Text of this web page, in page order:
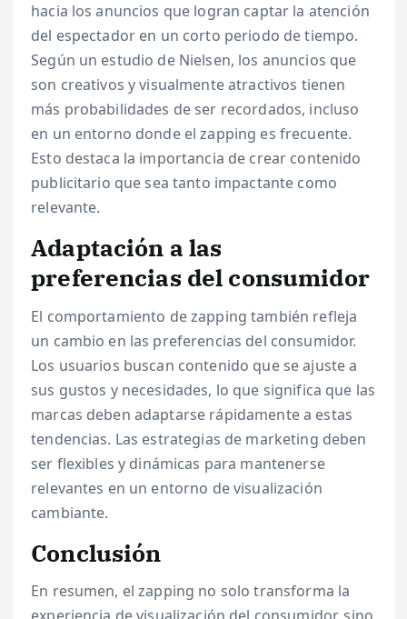
hacia los anuncios que logran captar la atención
del espectador en un corto periodo de tiempo.
Según un estudio de Nielsen, los anuncios que
son creativos y visualmente atractivos tienen
más probabilidades de ser recordados, incluso
en un entorno donde el zapping es frecuente.
Esto destaca la importancia de crear contenido
publicitario que sea tanto impactante como
relevante.
Adaptación a las
preferencias del consumidor
El comportamiento de zapping también refleja
un cambio en las preferencias del consumidor.
Los usuarios buscan contenido que se ajuste a
sus gustos y necesidades, lo que significa que las
marcas deben adaptarse rápidamente a estas
tendencias. Las estrategias de marketing deben
ser flexibles y dinámicas para mantenerse
relevantes en un entorno de visualización
cambiante.
Conclusión
En resumen, el zapping no solo transforma la